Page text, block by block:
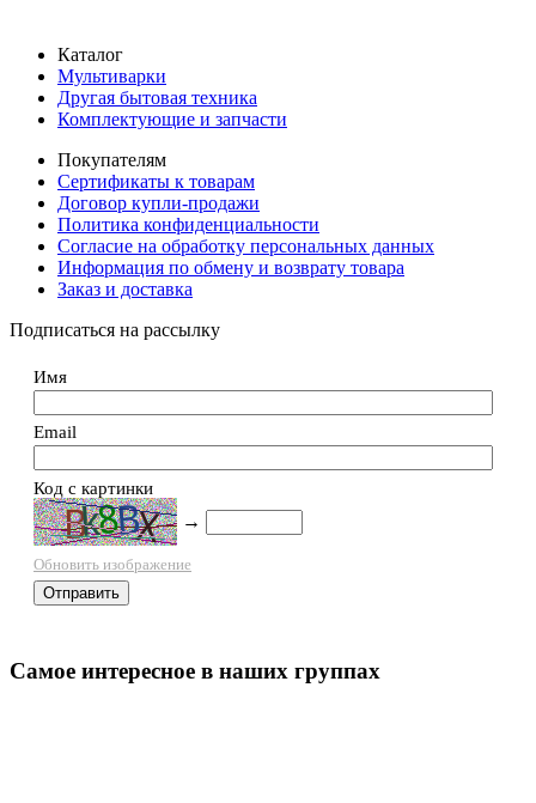
Каталог
Мультиварки
Другая бытовая техника
Комплектующие и запчасти
Покупателям
Сертификаты к товарам
Договор купли-продажи
Политика конфиденциальности
Согласие на обработку персональных данных
Информация по обмену и возврату товара
Заказ и доставка
Подписаться на рассылку
Имя
Email
Код с картинки
→
Обновить изображение
Самое интересное в наших группах